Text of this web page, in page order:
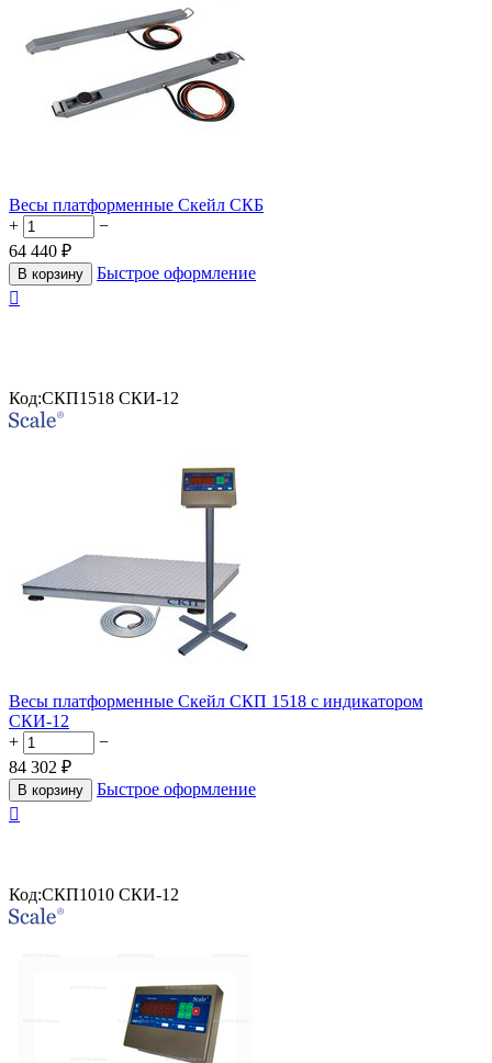
Весы платформенные Скейл СКБ
+
−
64 440 ₽
В корзину
Быстрое оформление

Код:СКП1518 СКИ-12
Весы платформенные Скейл СКП 1518 с индикатором
СКИ-12
+
−
84 302 ₽
В корзину
Быстрое оформление

Код:СКП1010 СКИ-12